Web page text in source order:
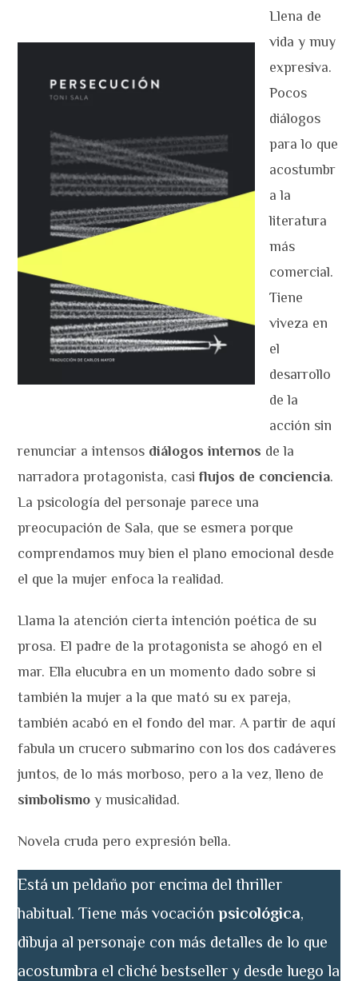
Llena de
vida y muy
expresiva.
Pocos
diálogos
para lo que
acostumbr
a la
literatura
más
comercial.
Tiene
viveza en
el
desarrollo
de la
acción sin
renunciar a intensos diálogos internos de la
narradora protagonista, casiflujos de conciencia.
La psicología del personaje parece una
preocupación de Sala, que se esmera porque
comprendamos muy bien el plano emocional desde
el que la mujer enfoca la realidad.
Llama la atención cierta intención poética de su
prosa. El padre de la protagonista se ahogó en el
mar. Ella elucubra en un momento dado sobre si
también la mujer a la que mató su ex pareja,
también acabó en el fondo del mar. A partir de aquí
fabula un crucero submarino con los dos cadáveres
juntos, de lo más morboso, pero a la vez, lleno de
simbolismo y musicalidad.
Novela cruda pero expresión bella.
Está un peldaño por encima del thriller
habitual. Tiene más vocaciónpsicológica,
dibuja al personaje con más detalles de lo que
acostumbra el cliché bestseller y desde luego la